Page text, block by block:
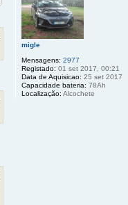
migle
Mensagens: 2977
Registado: 01 set 2017, 00:21
Data de Aquisicao: 25 set 2017
Capacidade bateria: 78Ah
Localização: Alcochete